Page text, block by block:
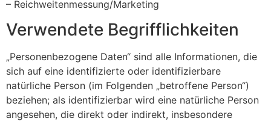
– Reichweitenmessung/Marketing
Verwendete Begrifflichkeiten
„Personenbezogene Daten“ sind alle Informationen, die
sich auf eine identifizierte oder identifizierbare
natürliche Person (im Folgenden „betroffene Person“)
beziehen; als identifizierbar wird eine natürliche Person
angesehen, die direkt oder indirekt, insbesondere